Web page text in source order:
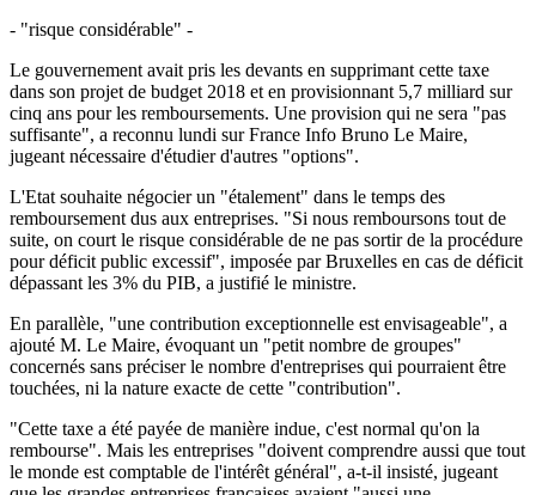
- "risque considérable" -
Le gouvernement avait pris les devants en supprimant cette taxe
dans son projet de budget 2018 et en provisionnant 5,7 milliard sur
cinq ans pour les remboursements. Une provision qui ne sera "pas
suffisante", a reconnu lundi sur France Info Bruno Le Maire,
jugeant nécessaire d'étudier d'autres "options".
L'Etat souhaite négocier un "étalement" dans le temps des
remboursement dus aux entreprises. "Si nous remboursons tout de
suite, on court le risque considérable de ne pas sortir de la procédure
pour déficit public excessif", imposée par Bruxelles en cas de déficit
dépassant les 3% du PIB, a justifié le ministre.
En parallèle, "une contribution exceptionnelle est envisageable", a
ajouté M. Le Maire, évoquant un "petit nombre de groupes"
concernés sans préciser le nombre d'entreprises qui pourraient être
touchées, ni la nature exacte de cette "contribution".
"Cette taxe a été payée de manière indue, c'est normal qu'on la
rembourse". Mais les entreprises "doivent comprendre aussi que tout
le monde est comptable de l'intérêt général", a-t-il insisté, jugeant